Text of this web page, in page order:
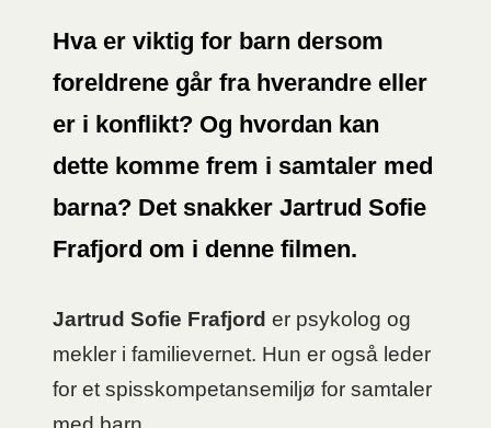
Hva er viktig for barn dersom
foreldrene går fra hverandre eller
er i konflikt? Og hvordan kan
dette komme frem i samtaler med
barna? Det snakker Jartrud Sofie
Frafjord om i denne filmen.
Jartrud Sofie Frafjord er psykolog og
mekler i familievernet. Hun er også leder
for et spisskompetansemiljø for samtaler